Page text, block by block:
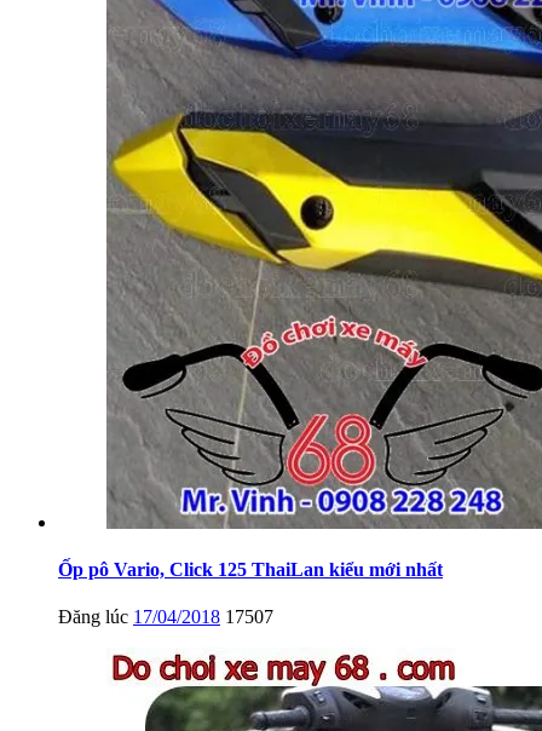
Ốp pô Vario, Click 125 ThaiLan kiểu mới nhất
Đăng lúc 17/04/2018 17507